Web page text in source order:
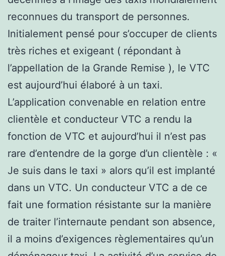
reconnues du transport de personnes.
Initialement pensé pour s’occuper de clients
très riches et exigeant ( répondant à
l’appellation de la Grande Remise ), le VTC
est aujourd’hui élaboré à un taxi.
L’application convenable en relation entre
clientèle et conducteur VTC a rendu la
fonction de VTC et aujourd’hui il n’est pas
rare d’entendre de la gorge d’un clientèle : «
Je suis dans le taxi » alors qu’il est implanté
dans un VTC. Un conducteur VTC a de ce
fait une formation résistante sur la manière
de traiter l’internaute pendant son absence,
il a moins d’exigences règlementaires qu’un